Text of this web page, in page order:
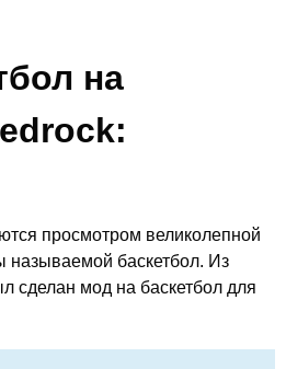
на
просмотром великолепной
называемой баскетбол. Из
сделан мод на баскетбол для